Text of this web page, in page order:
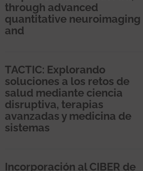
through advanced
quantitative neuroimaging
and
TACTIC: Explorando
soluciones a los retos de
salud mediante ciencia
disruptiva, terapias
avanzadas y medicina de
sistemas
Incorporación al CIBER de